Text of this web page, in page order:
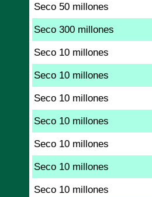
Seco 50 millones
Seco 300 millones
Seco 10 millones
Seco 10 millones
Seco 10 millones
Seco 10 millones
Seco 10 millones
Seco 10 millones
Seco 10 millones